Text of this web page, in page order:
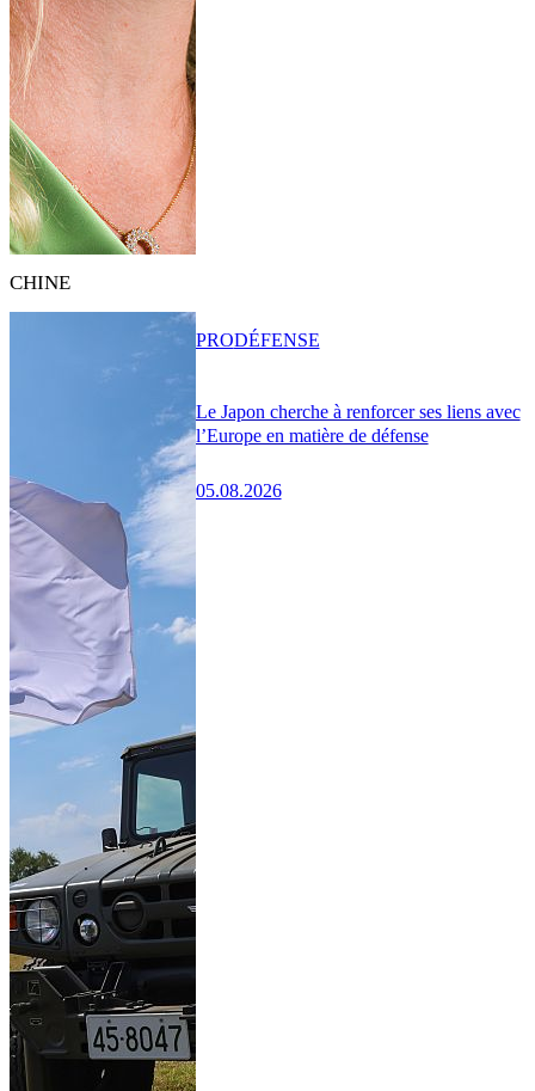
CHINE
Le Japon cherche à renforcer ses liens avec
l’Europe en matière de défense
05.08.2026
PRODÉFENSE